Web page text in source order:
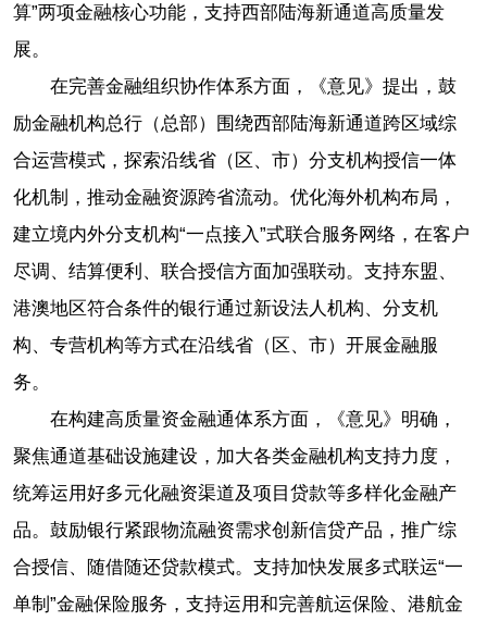
算”两项金融核心功能，支持西部陆海新通道高质量发
展。
在完善金融组织协作体系方面，《意见》提出，鼓
励金融机构总行（总部）围绕西部陆海新通道跨区域综
合运营模式，探索沿线省（区、市）分支机构授信一体
化机制，推动金融资源跨省流动。优化海外机构布局，
建立境内外分支机构“一点接入”式联合服务网络，在客户
尽调、结算便利、联合授信方面加强联动。支持东盟、
港澳地区符合条件的银行通过新设法人机构、分支机
构、专营机构等方式在沿线省（区、市）开展金融服
务。
在构建高质量资金融通体系方面，《意见》明确，
聚焦通道基础设施建设，加大各类金融机构支持力度，
统筹运用好多元化融资渠道及项目贷款等多样化金融产
品。鼓励银行紧跟物流融资需求创新信贷产品，推广综
合授信、随借随还贷款模式。支持加快发展多式联运“一
单制”金融保险服务，支持运用和完善航运保险、港航金